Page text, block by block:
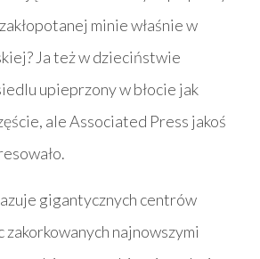
minie właśnie w
Ja też w dzieciństwie
upieprzony w błocie jak
ale Associated Press jakoś
gigantycznych centrów
zakorkowanych najnowszymi